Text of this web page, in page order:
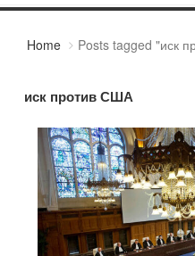
Home Posts tagged "иск
иск против США